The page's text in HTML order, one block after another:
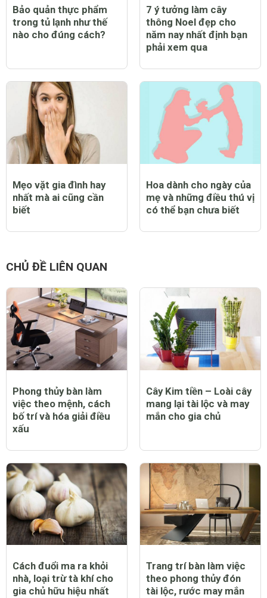
Bảo quản thực phẩm
trong tủ lạnh như thế
nào cho đúng cách?
7 ý tưởng làm cây
thông Noel đẹp cho
năm nay nhất định bạn
phải xem qua
Mẹo vặt gia đình hay
nhất mà ai cũng cần
biết
Hoa dành cho ngày của
mẹ và những điều thú vị
có thể bạn chưa biết
CHỦ ĐỀ LIÊN QUAN
Phong thủy bàn làm
việc theo mệnh, cách
bố trí và hóa giải điều
xấu
Cây Kim tiền – Loài cây
mang lại tài lộc và may
mắn cho gia chủ
Cách đuổi ma ra khỏi
nhà, loại trừ tà khí cho
gia chủ hữu hiệu nhất
Trang trí bàn làm việc
theo phong thủy đón
tài lộc, rước may mắn